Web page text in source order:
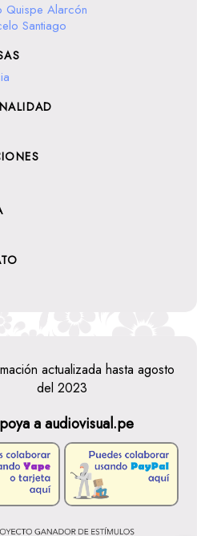
Quispe Alarcón
Santiago
actualizada hasta agosto
del 2023
a audiovisual.pe